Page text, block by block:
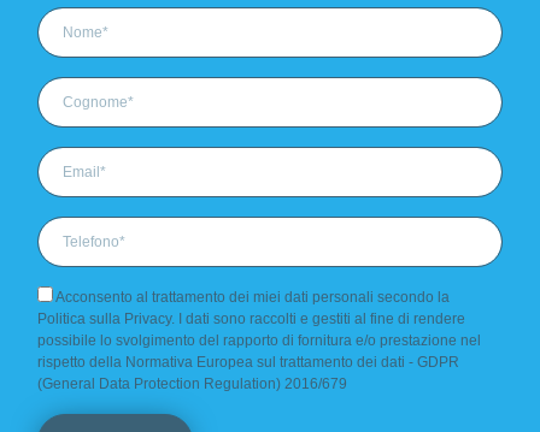
Acconsento al trattamento dei miei dati personali secondo la
Politica sulla Privacy. I dati sono raccolti e gestiti al fine di rendere
possibile lo svolgimento del rapporto di fornitura e/o prestazione nel
rispetto della Normativa Europea sul trattamento dei dati - GDPR
(General Data Protection Regulation) 2016/679